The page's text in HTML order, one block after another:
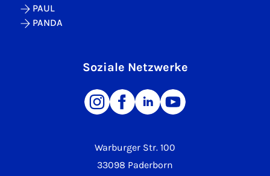
Warburger Str. 100
33098 Paderborn
PAUL
PANDA
Soziale Netzwerke